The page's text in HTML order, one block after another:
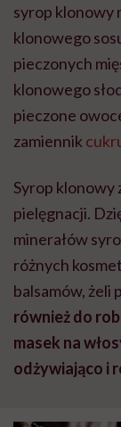
syrop klonowy
klonowego
pieczonych
klonowego
pieczone
zamiennik
Syrop klonowy
pielęgnacji.
minerałów
różnych
balsamów, żeli
również do
masek na
odżywiająco i